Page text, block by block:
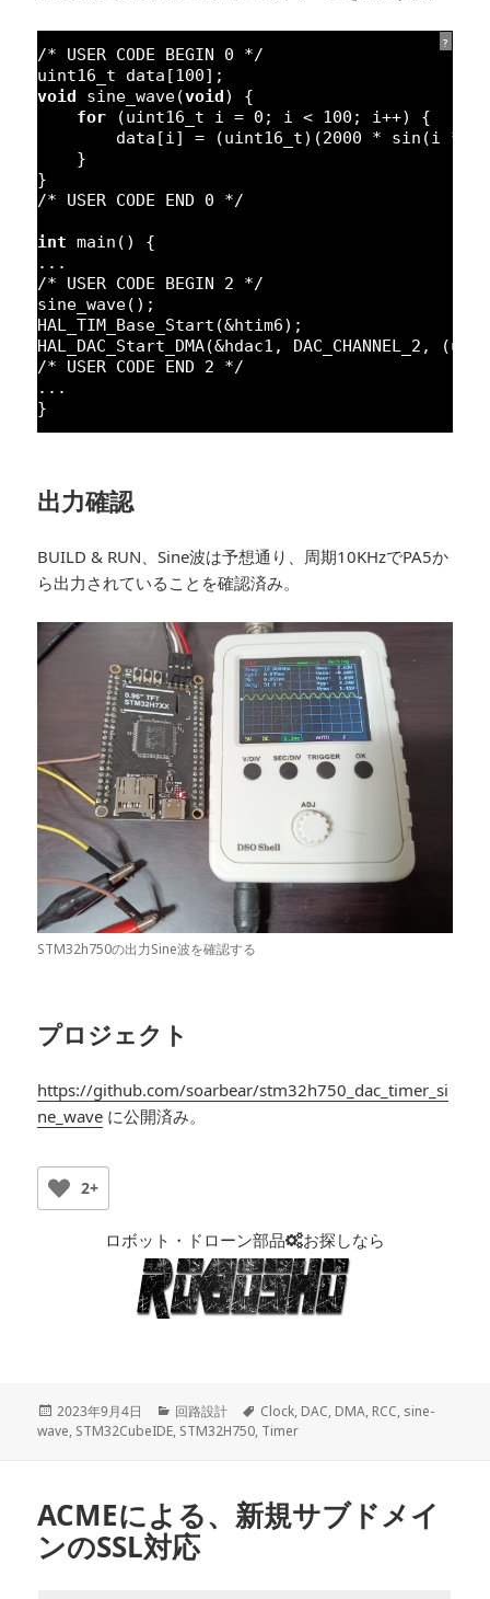
?
/* USER CODE BEGIN 0 */
uint16_t data[100];
void
sine_wave(void) {
for
(uint16_t i = 0 ; i < 100 ; i++) {
data[i] = (uint16_t)(2000 * sin(i *
}
}
/* USER CODE END 0 */
int main() {
...
/* USER CODE BEGIN 2 */
sine_wave();
HAL_TIM_Base_Start(&htim6);
HAL_DAC_Start_DMA(&hdac1, DAC_CHANNEL_2,
/* USER CODE END 2 */
...
}
出力確認
BUILD & RUN、Sine波は予想通り、周期10KHzでPA5か
ら出力されていることを確認済み。
STM32h750の出力Sine波を確認する
プロジェクト
https://github.com/soarbear/stm32h750_dac_timer_si
ne_wave に公開済み。
2+
ロボット・ドローン部品 お探しなら
投
稿
2023年9月4日
カ
テ
回路設計
タ
グ
Clock, DAC, DMA, RCC, sine-
wave, STM32CubeIDE, STM32H750, Timer
ACMEによる、新規サブドメイ
ンのSSL対応